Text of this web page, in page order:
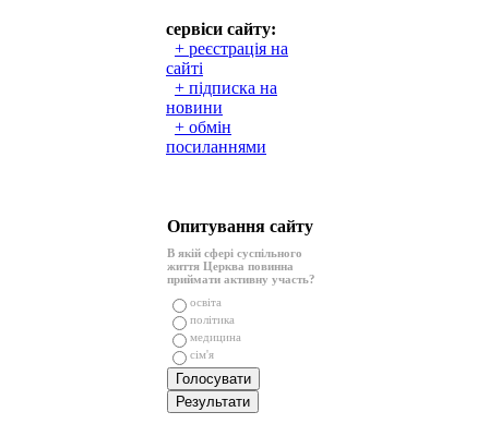
сервіси сайту:
+ реєстрація на
сайті
+ підписка на
новини
+ обмін
посиланнями
Опитування сайту
В якій сфері суспільного
життя Церква повинна
приймати активну участь?
освіта
політика
медицина
сім'я